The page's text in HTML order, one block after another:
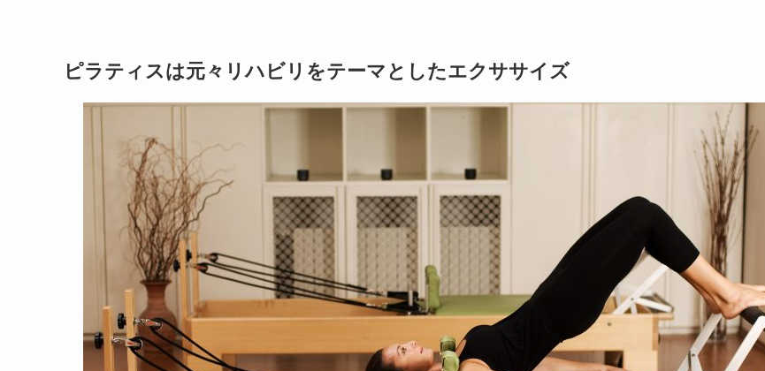
ピラティスは元々リハビリをテーマとしたエクササイズ